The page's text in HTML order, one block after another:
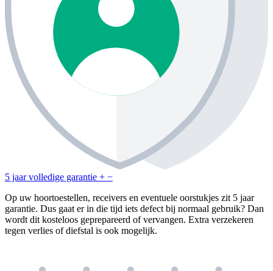
5 jaar volledige garantie + −
Op uw hoortoestellen, receivers en eventuele oorstukjes zit 5 jaar
garantie. Dus gaat er in die tijd iets defect bij normaal gebruik? Dan
wordt dit kosteloos geprepareerd of vervangen. Extra verzekeren
tegen verlies of diefstal is ook mogelijk.